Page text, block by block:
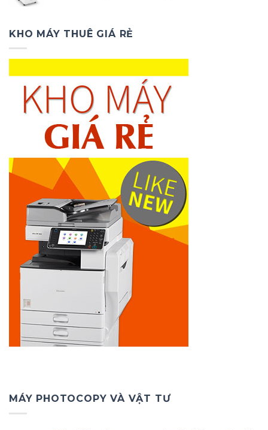
2.000.000₫.
KHO MÁY THUÊ GIÁ RẺ
MÁY PHOTOCOPY VÀ VẬT TƯ